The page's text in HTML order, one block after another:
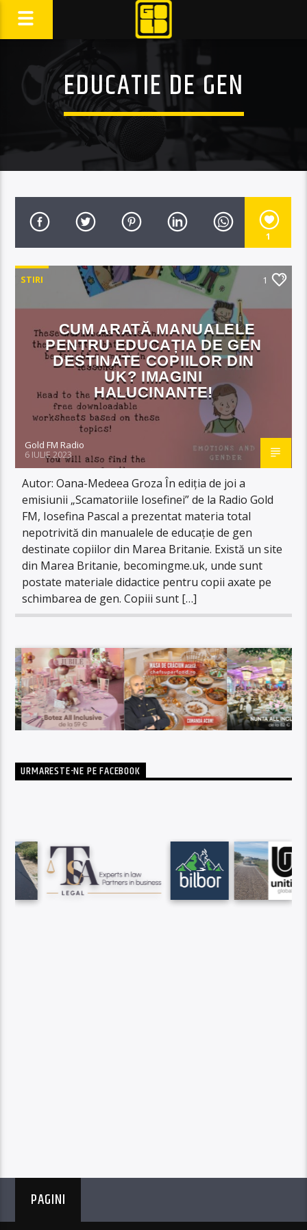
EDUCATIE DE GEN
1
STIRI 1
CUM ARATĂ MANUALELE
PENTRU EDUCAȚIA DE GEN
DESTINATE COPIILOR DIN
UK? IMAGINI
HALUCINANTE!
Gold FM Radio
6 IULIE 2023
Autor: Oana-Medeea Groza În ediția de joi a
emisiunii „Scamatoriile Iosefinei” de la Radio Gold
FM, Iosefina Pascal a prezentat materia total
nepotrivită din manualele de educație de gen
destinate copiilor din Marea Britanie. Există un site
din Marea Britanie, becomingme.uk, unde sunt
postate materiale didactice pentru copii axate pe
schimbarea de gen. Copiii sunt […]
URMARESTE-NE PE FACEBOOK
PAGINI